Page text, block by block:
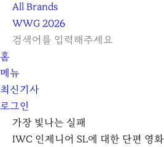
All Brands
WWG2026
L
G
I
N
S
A
R
C
H
닫
l
e
a
r
검
색
하
기
홈
메뉴
최신기사
로그인
가장 빛나는 실패
IWC 인제니어 SL에 대한 단편 영화